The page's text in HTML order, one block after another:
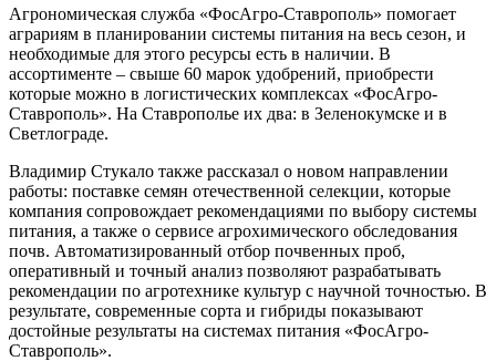
Агрономическая служба «ФосАгро-Ставрополь» помогает
аграриям в планировании системы питания на весь сезон, и
необходимые для этого ресурсы есть в наличии. В
ассортименте – свыше 60 марок удобрений, приобрести
которые можно в логистических комплексах «ФосАгро-
Ставрополь». На Ставрополье их два: в Зеленокумске и в
Светлограде.
Владимир Стукало также рассказал о новом направлении
работы: поставке семян отечественной селекции, которые
компания сопровождает рекомендациями по выбору системы
питания, а также о сервисе агрохимического обследования
почв. Автоматизированный отбор почвенных проб,
оперативный и точный анализ позволяют разрабатывать
рекомендации по агротехнике культур с научной точностью. В
результате, современные сорта и гибриды показывают
достойные результаты на системах питания «ФосАгро-
Ставрополь».